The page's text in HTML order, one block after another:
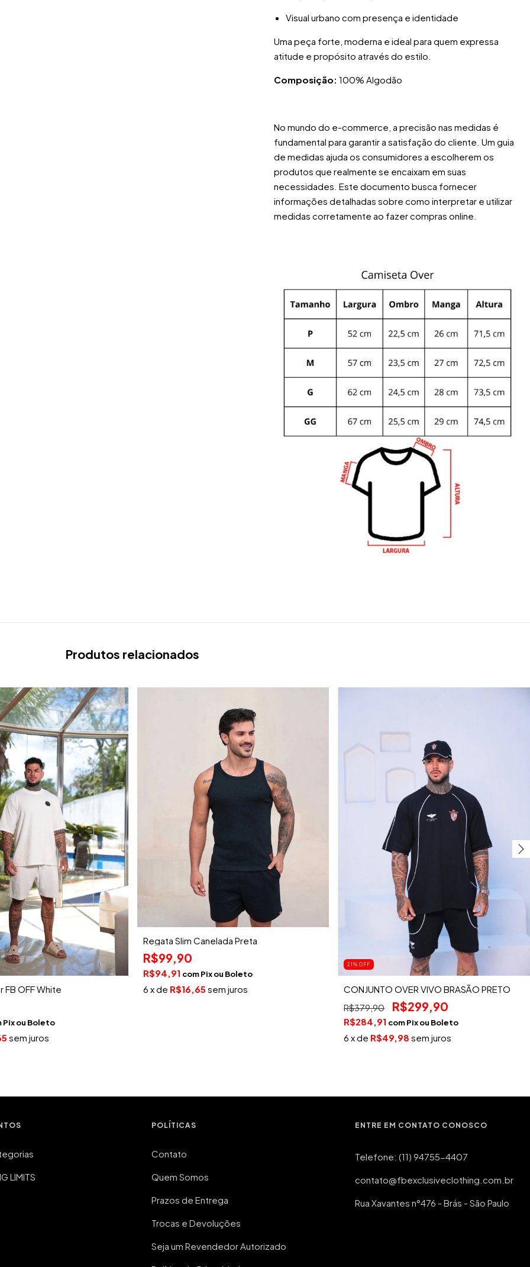
Visual urbano com presença e identidade
Uma peça forte, moderna e ideal para quem expressa
atitude e propósito através do estilo.
Composição: 100% Algodão
No mundo do e-commerce, a precisão nas medidas é
fundamental para garantir a satisfação do cliente. Um guia
de medidas ajuda os consumidores a escolherem os
produtos que realmente se encaixam em suas
necessidades. Este documento busca fornecer
informações detalhadas sobre como interpretar e utilizar
medidas corretamente ao fazer compras online.
Produtos relacionados
OFF White
Pix
sem juros
Regata Slim Canelada Preta
R$99,90
R$94,91 com Pix
6 x de R$16,65 sem juros
21%OFF
CONJUNTO OVER VIVO BRASÃO PRETO
R$379,90
R$299,90
R$284,91 comPix
6 x de R$49,98 sem juros
LIMITS
POLÍTICAS
Contato
Quem Somos
Prazos de Entrega
Trocas e Devoluções
Seja um Revendedor Autorizado
ENTRE EM CONTATO CONOSCO
Telefone: (11) 94755-4407
contato@fbexclusiveclothing.com.br
Rua Xavantes n°476 - Brás - São Paulo